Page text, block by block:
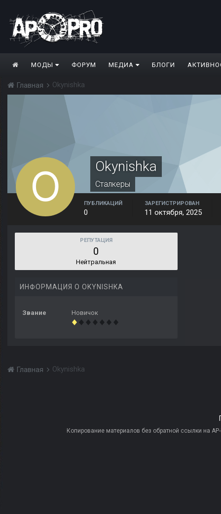
МОДЫ ФОРУМ МЕДИА БЛОГИ
Главная Okynishka
Okynishka
Сталкеры
ПУБЛИКАЦИЙ
0
ЗАРЕГИСТРИРОВАН
11 октября, 2025
РЕПУТАЦИЯ
0
Нейтральная
ИНФОРМАЦИЯ О OKYNISHKA
Звание Новичок
Главная Okynishka
Копирование материалов без обратной ссылки на